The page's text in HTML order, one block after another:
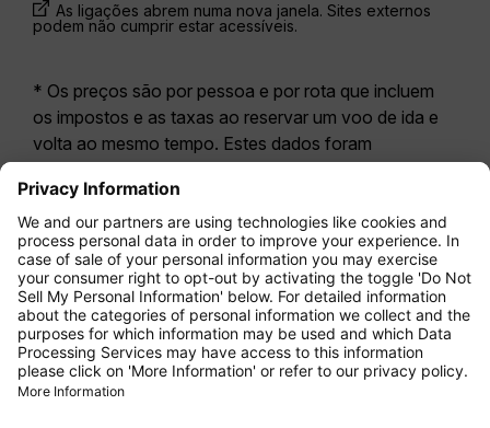
As ligações abrem numa nova janela. Sites externos
podem não cumprir estar acessíveis.
* Os preços são por pessoa e por rota que incluem
os impostos e as taxas ao reservar um voo de ida e
volta ao mesmo tempo. Estes dados foram
estar atualizados. As tarifas apresentadas para a
Economy Class correspondem geralmente à
Economy Zero, a nossa opção tarifária mais restritiva.
Poderão aplicar-se taxas adicionais parabagagem
registadaou outros serviços opcionais. Aplicam-se
osTermos e Condições Gerais de Transporte
(T&C).